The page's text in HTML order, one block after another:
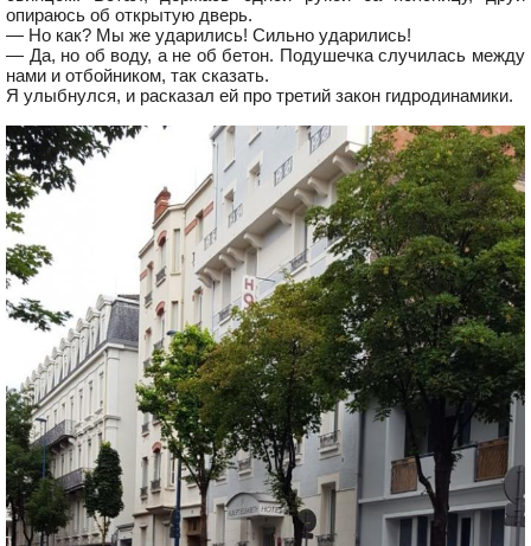
опираюсь об открытую дверь.
— Но как? Мы же ударились! Сильно ударились!
— Да, но об воду, а не об бетон. Подушечка случилась между
нами и отбойником, так сказать.
Я улыбнулся, и расказал ей про третий закон гидродинамики.